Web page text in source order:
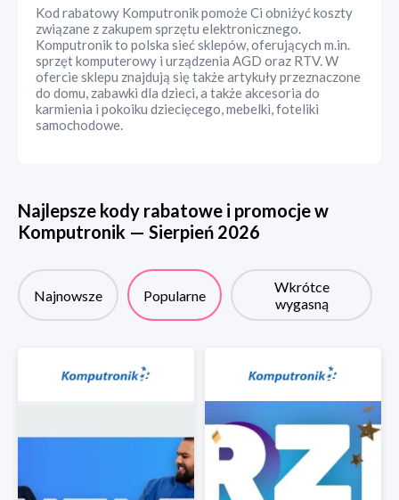
Kod rabatowy Komputronik pomoże Ci obniżyć koszty
związane z zakupem sprzętu elektronicznego.
Komputronik to polska sieć sklepów, oferujących m.in.
sprzęt komputerowy i urządzenia AGD oraz RTV. W
ofercie sklepu znajdują się także artykuły przeznaczone
do domu, zabawki dla dzieci, a także akcesoria do
karmienia i pokoiku dziecięcego, mebelki, foteliki
samochodowe.
Najlepsze kody rabatowe i promocje w
Komputronik — Sierpień 2026
Najnowsze Popularne
Wkrótce
wygasną